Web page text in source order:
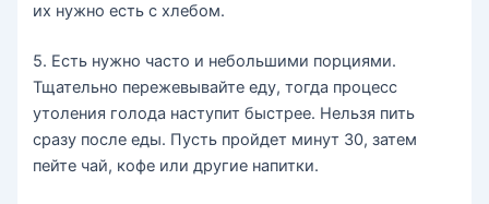
их нужно есть с хлебом.
5. Есть нужно часто и небольшими порциями.
Тщательно пережевывайте еду, тогда процесс
утоления голода наступит быстрее. Нельзя пить
сразу после еды. Пусть пройдет минут 30, затем
пейте чай, кофе или другие напитки.